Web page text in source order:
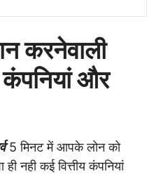
करनेवाली
और
5मिनट में आपके लोन को
नही कई वित्तीय कंपनियां